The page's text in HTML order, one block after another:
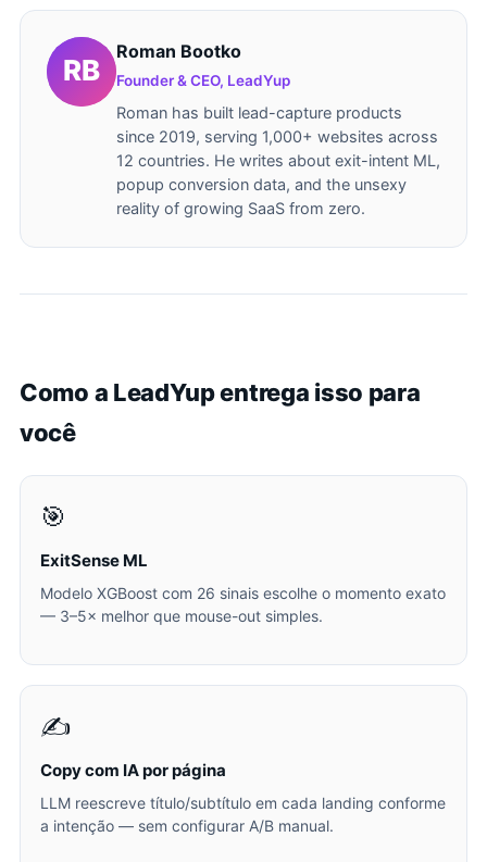
Roman Bootko
Founder & CEO, LeadYup
Roman has built lead-capture products
since 2019, serving 1,000+ websites across
12 countries. He writes about exit-intent ML,
popup conversion data, and the unsexy
reality of growing SaaS from zero.
Como a LeadYup entrega isso para
você
🎯
ExitSense ML
Modelo XGBoost com 26 sinais escolhe o momento exato
— 3–5× melhor que mouse-out simples.
✍️
Copy com IA por página
LLM reescreve título/subtítulo em cada landing conforme
a intenção — sem configurar A/B manual.